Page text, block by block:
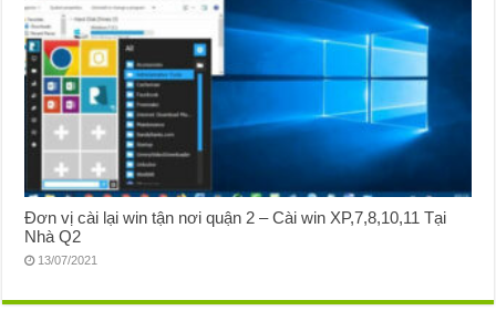
Đơn vị cài lại win tận nơi quận 2 – Cài win XP,7,8,10,11 Tại
Nhà Q2
13/07/2021